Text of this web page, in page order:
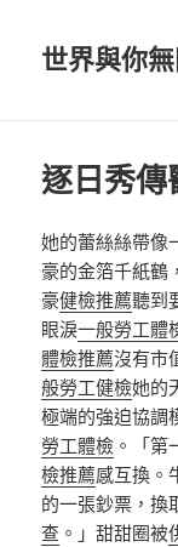
世界與你
逐日秀
她的蕾絲絲帶像
豪的金箔千紙鶴
豪健檢推薦聽到
眼淚一般勞工體
體檢推薦沒有市
般勞工健檢她的
極端的強迫協調
勞工體檢 。「第
檢推薦感互換。
的一張鈔票，換
查 。」甜甜圈被